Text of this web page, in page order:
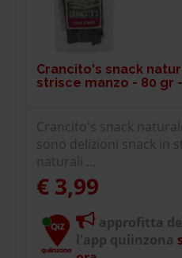
Crancito's snack
strisce manzo - 80 gr
Crancito's snack
sono delizioni snack in
naturali ...
€ 3,99
approfitta
l'app quiinzona